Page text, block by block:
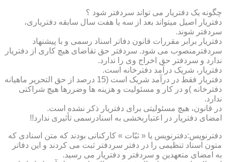
چگونه یک دفتریار می تواند سردفتر شود ؟
دفتریار اصیل میتواند بعد از سه یا هفت سال سابقه دفتریاری،
سردفتر شوند.
دفتریار برابر مقررات قانون دفاتر اسناد رسمی و با پیشنهاد
سردفترمنصوب می شود. سردفتر حق تقاضای هیچ کاری از دفتریار
ندارد و سردفتر حق اخراج وی را ندارد.
دفتریار، شریک درآمد دفترخانه است.
دفتریار فقط در درآمد شریک است (15 درصد از حق التحریر ماهیانه
دفترخانه )و در کار و مسئولیت و هزینه ها وضررها هیچ شراکتی
ندارد.
در قانون، هیچ مسئولیتی برای دفتریار ذکر نشده است.
امضای دفتریار در اعتباربخشی به اسنادرسمی تأثیری ندارد!!
دفترنویس:دفترنویس یا « ثبّات » کارکنانی بودند که متن اسنادی که
متون اسناد تنظیمی را در دفتر سردفتر ثبت می کردند و این دفاتر
به امضای متعهدین و سردفتر و دفتریار می رسید.